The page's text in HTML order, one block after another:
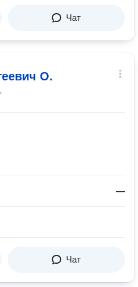
Чат
О.
—
Чат